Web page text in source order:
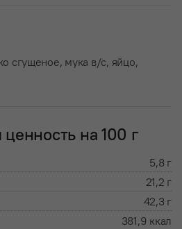
сгущеное, мука в/с, яйцо,
на 100 г
5,8 г
21,2 г
42,3 г
381,9 ккал